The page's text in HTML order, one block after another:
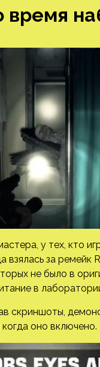
время
у тех, кто
взялась за
не было в
в
скриншоты,
оно включено.